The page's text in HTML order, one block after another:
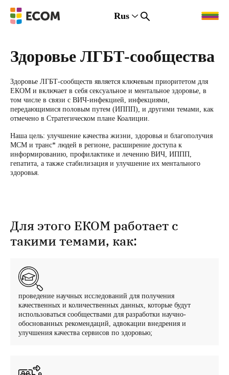
Rus
Здоровье ЛГБТ-сообщества
Здоровье ЛГБТ-сообществ является ключевым приоритетом для
ЕКОМ и включает в себя сексуальное и ментальное здоровье, в
том числе в связи с ВИЧ-инфекцией, инфекциями,
передающимися половым путем (ИППП), и другими темами, как
отмечено в Стратегическом плане Коалиции.
Наша цель: улучшение качества жизни, здоровья и благополучия
МСМ и транс* людей в регионе, расширение доступа к
информированию, профилактике и лечению ВИЧ, ИППП,
гепатита, а также стабилизация и улучшение их ментального
здоровья.
Для этого ЕКОМ работает с
такими темами, как:
проведение научных исследований для получения
качественных и количественных данных, которые будут
использоваться сообществами для разработки научно-
обоснованных рекомендаций, адвокации внедрения и
улучшения качества сервисов по здоровью;